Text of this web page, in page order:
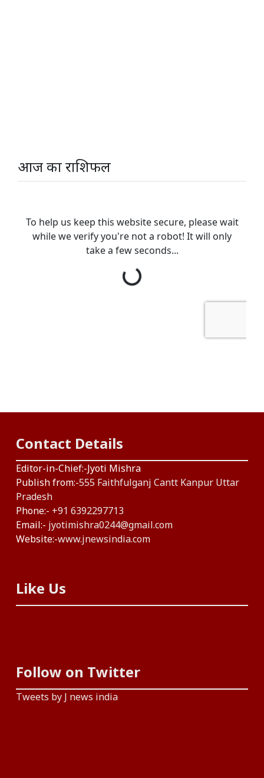
आज का राशिफल
Contact Details
Editor-in-Chief:-Jyoti Mishra
Publish from:-555 Faithfulganj Cantt Kanpur Uttar
Pradesh
Phone:- +91 6392297713
Email:- jyotimishra0244@gmail.com
Website:-www.jnewsindia.com
Like Us
Follow on Twitter
Tweets by J news india